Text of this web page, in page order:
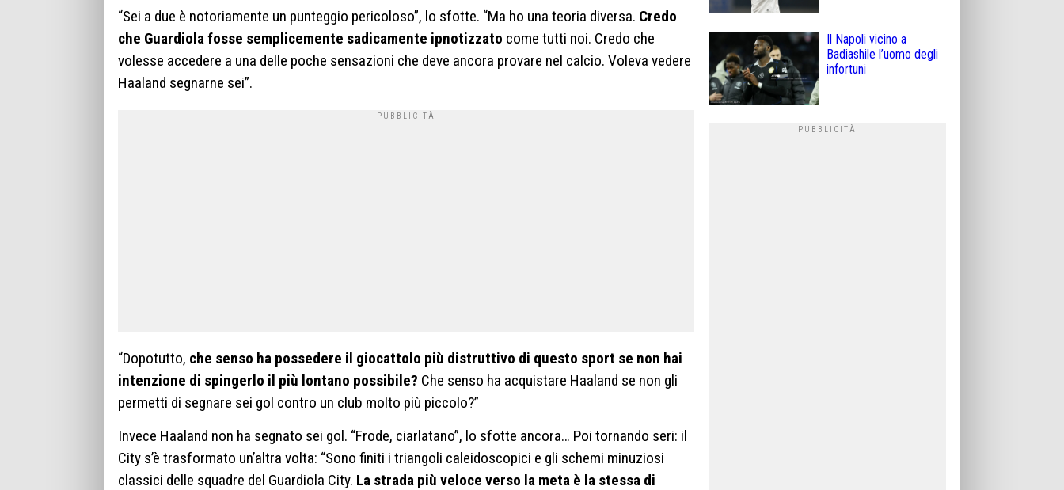
“Sei a due è notoriamente un punteggio pericoloso”, lo sfotte. “Ma ho una teoria diversa. Credo
che Guardiola fosse semplicemente sadicamente ipnotizzato come tutti noi. Credo che
volesse accedere a una delle poche sensazioni che deve ancora provare nel calcio. Voleva vedere
Haaland segnarne sei”.
“Dopotutto, che senso ha possedere il giocattolo più distruttivo di questo sport se non hai
intenzione di spingerlo il più lontano possibile? Che senso ha acquistare Haaland se non gli
permetti di segnare sei gol contro un club molto più piccolo?”
Invece Haaland non ha segnato sei gol. “Frode, ciarlatano”, lo sfotte ancora… Poi tornando seri: il
City s’è trasformato un’altra volta: “Sono finiti i triangoli caleidoscopici e gli schemi minuziosi
classici delle squadre del Guardiola City. La strada più veloce verso la meta è la stessa di
Il Napoli vicino a
Badiashile l’uomo degli
infortuni